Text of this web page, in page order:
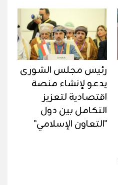
رئيس مجلس الشورى
يدعو لإنشاء منصة
اقتصادية لتعزيز
التكامل بين دول
"التعاون الإسلامي"